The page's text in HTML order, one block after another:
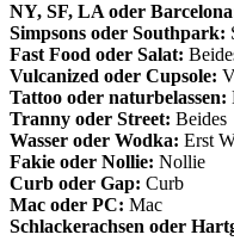
NY, SF, LA oder
Simpsons oder Southpark:
Fast Food oder Salat:
Vulcanized oder Cupsole:
Tattoo oder naturbelassen:
Tranny oder Street: Beides
Wasser oder Wodka: Erst
Fakie oder Nollie: Nollie
Curb oder Gap: Curb
Mac oder PC: Mac
Schlackerachsen oder